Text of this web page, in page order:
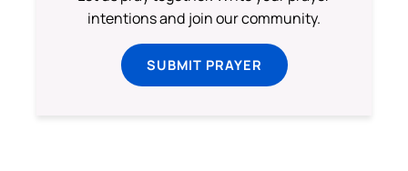
intentions and join our community.
SUBMIT PRAYER